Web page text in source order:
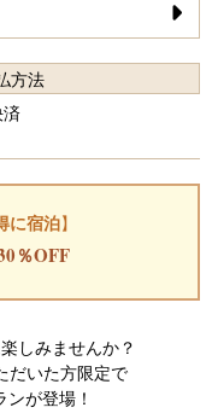
N
方法
に宿泊】
％OFF
しみませんか？
だいた方限定で
が登場！